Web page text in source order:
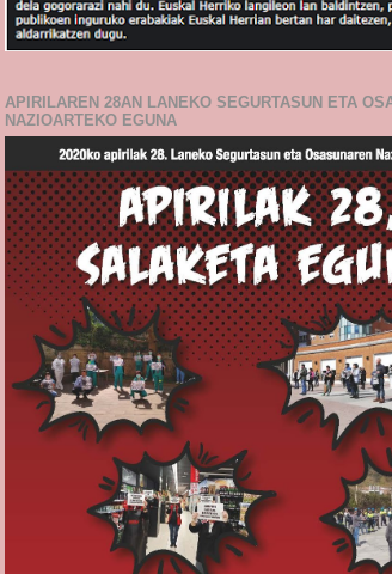
APIRILAREN 28AN LANEKO SEGURTASUN ETA
NAZIOARTEKO EGUNA